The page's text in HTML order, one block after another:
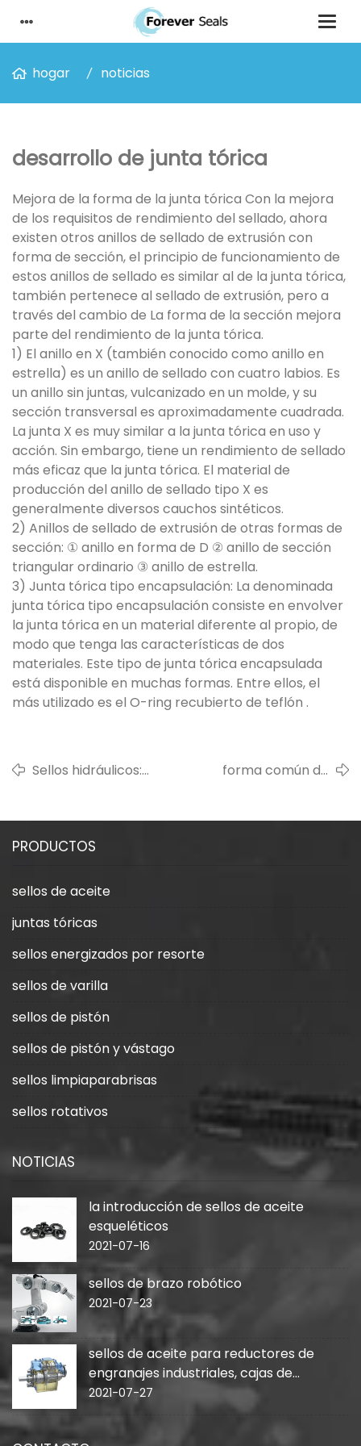
hogar noticias
desarrollo de junta tórica
Mejora de la forma de la junta tórica Con la mejora
de los requisitos de rendimiento del sellado, ahora
existen otros anillos de sellado de extrusión con
forma de sección, el principio de funcionamiento de
estos anillos de sellado es similar al de la junta tórica,
también pertenece al sellado de extrusión, pero a
través del cambio de La forma de la sección mejora
parte del rendimiento de la junta tórica.
1) El anillo en X (también conocido como anillo en
estrella) es un anillo de sellado con cuatro labios. Es
un anillo sin juntas, vulcanizado en un molde, y su
sección transversal es aproximadamente cuadrada.
La junta X es muy similar a la junta tórica en uso y
acción. Sin embargo, tiene un rendimiento de sellado
más eficaz que la junta tórica. El material de
producción del anillo de sellado tipo X es
generalmente diversos cauchos sintéticos.
2) Anillos de sellado de extrusión de otras formas de
sección: ① anillo en forma de D ② anillo de sección
triangular ordinario ③ anillo de estrella.
3) Junta tórica tipo encapsulación: La denominada
junta tórica tipo encapsulación consiste en envolver
la junta tórica en un material diferente al propio, de
modo que tenga las características de dos
materiales. Este tipo de junta tórica encapsulada
está disponible en muchas formas. Entre ellos, el
más utilizado es el O-ring recubierto de teflón .
Sellos hidráulicos:
forma común de
PRODUCTOS
sellos de aceite
juntas tóricas
sellos energizados por resorte
sellos de varilla
sellos de pistón
sellos de pistón y vástago
sellos limpiaparabrisas
sellos rotativos
NOTICIAS
la introducción de sellos de aceite
esqueléticos
2021-07-16
sellos de brazo robótico
2021-07-23
sellos de aceite para reductores de
engranajes industriales, cajas de
cambios
2021-07-27